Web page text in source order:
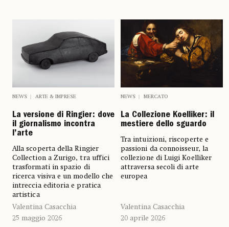
NEWS ARTE & IMPRESE
La versione di Ringier: dove
il giornalismo incontra
l’arte
Alla scoperta della Ringier
Collection a Zurigo, tra uffici
trasformati in spazio di
ricerca visiva e un modello che
intreccia editoria e pratica
artistica
Valentina Casacchia
25 maggio 2026
NEWS MERCATO
La Collezione Koelliker: il
mestiere dello sguardo
Tra intuizioni, riscoperte e
passioni da connoisseur, la
collezione di Luigi Koelliker
attraversa secoli di arte
europea
Valentina Casacchia
20 aprile 2026